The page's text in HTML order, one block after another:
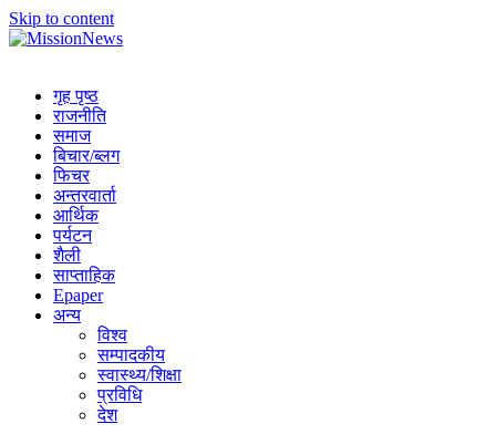
Skip to content
गृह पृष्ठ
राजनीति
समाज
बिचार/ब्लग
फिचर
अन्तरवार्ता
आर्थिक
पर्यटन
शैली
साप्ताहिक
Epaper
अन्य
विश्व
सम्पादकीय
स्वास्थ्य/शिक्षा
प्रविधि
देश